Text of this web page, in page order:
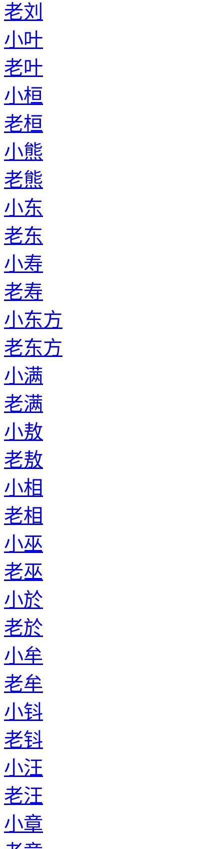
老刘
小叶
老叶
小桓
老桓
小熊
老熊
小东
老东
小寿
老寿
小东方
老东方
小满
老满
小敖
老敖
小相
老相
小巫
老巫
小於
老於
小牟
老牟
小钭
老钭
小汪
老汪
小章